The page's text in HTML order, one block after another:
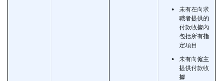
未有在向求
職者提供的
付款收據內
包括所有指
定項目
未有向僱主
提供付款收
據